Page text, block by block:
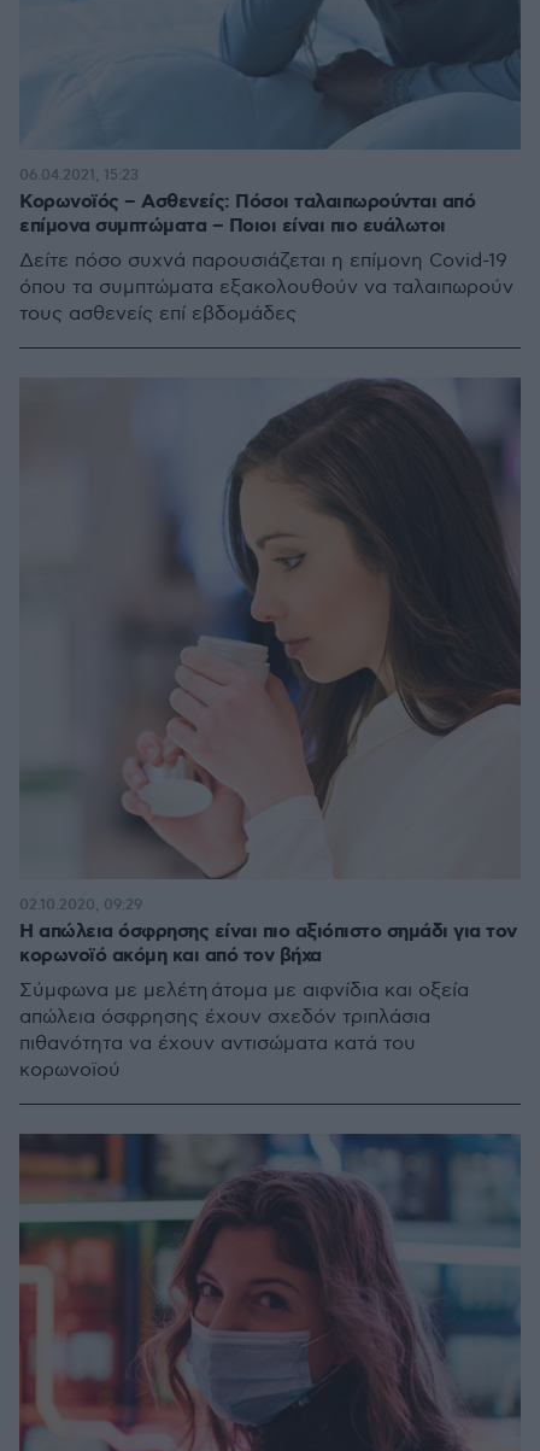
Κορωνοϊός – Ασθενείς: Πόσοι ταλαιπωρούνται από
επίμονα συμπτώματα – Ποιοι είναι πιο ευάλωτοι
Δείτε πόσο συχνά παρουσιάζεται η επίμονη Covid-19
όπου τα συμπτώματα εξακολουθούν να ταλαιπωρούν
τους ασθενείς επί εβδομάδες
06.04.2021, 15:23
Η απώλεια όσφρησης είναι πιο αξιόπιστο σημάδι για τον
κορωνοϊό ακόμη και από τον βήχα
Σύμφωνα με μελέτη άτομα με αιφνίδια και οξεία
απώλεια όσφρησης έχουν σχεδόν τριπλάσια
πιθανότητα να έχουν αντισώματα κατά του
κορωνοϊού
02.10.2020, 09:29